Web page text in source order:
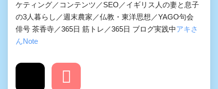
ケティング／コンテンツ／SEO／イギリス人の妻と息子
の3人暮らし／週末農家／仏教・東洋思想／YAGO句会
俳号 茶香寺／365日 筋トレ／365日 ブログ実践中アキさ
んNote